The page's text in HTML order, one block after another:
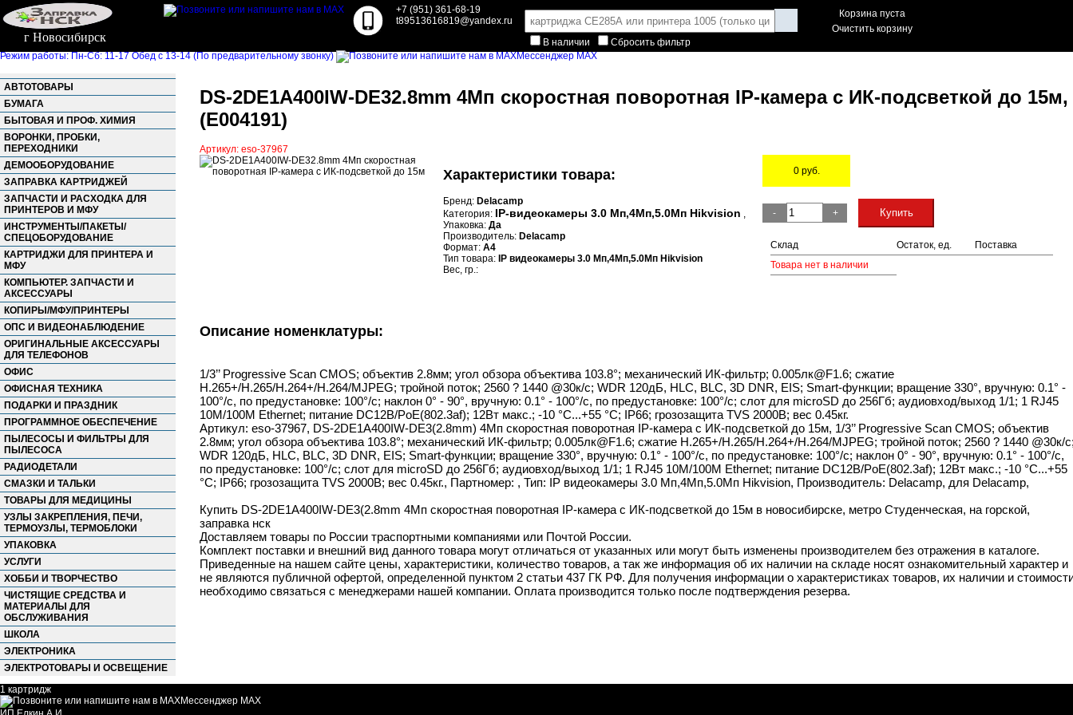
г Новосибирск
+7 (951) 361-68-19
t89513616819@yandex.ru
В наличии
Сбросить фильтр
Корзина пуста
Очистить корзину
Режим работы: Пн-Сб: 11-17 Обед с 13-14 (По предварительному звонку) Мессенджер MAX
АВТОТОВАРЫ
БУМАГА
БЫТОВАЯ И ПРОФ. ХИМИЯ
ВОРОНКИ, ПРОБКИ,
ПЕРЕХОДНИКИ
ДЕМООБОРУДОВАНИЕ
ЗАПРАВКА КАРТРИДЖЕЙ
ЗАПЧАСТИ И РАСХОДКА ДЛЯ
ПРИНТЕРОВ И МФУ
ИНСТРУМЕНТЫ/ПАКЕТЫ/
СПЕЦОБОРУДОВАНИЕ
КАРТРИДЖИ ДЛЯ ПРИНТЕРА И
МФУ
КОМПЬЮТЕР. ЗАПЧАСТИ И
АКСЕССУАРЫ
КОПИРЫ/МФУ/ПРИНТЕРЫ
ОПС И ВИДЕОНАБЛЮДЕНИЕ
ОРИГИНАЛЬНЫЕ АКСЕССУАРЫ
ДЛЯ ТЕЛЕФОНОВ
ОФИС
ОФИСНАЯ ТЕХНИКА
ПОДАРКИ И ПРАЗДНИК
ПРОГРАММНОЕ ОБЕСПЕЧЕНИЕ
ПЫЛЕСОСЫ И ФИЛЬТРЫ ДЛЯ
ПЫЛЕСОСА
РАДИОДЕТАЛИ
СМАЗКИ И ТАЛЬКИ
ТОВАРЫ ДЛЯ МЕДИЦИНЫ
УЗЛЫ ЗАКРЕПЛЕНИЯ, ПЕЧИ,
ТЕРМОУЗЛЫ, ТЕРМОБЛОКИ
УПАКОВКА
УСЛУГИ
ХОББИ И ТВОРЧЕСТВО
ЧИСТЯЩИЕ СРЕДСТВА И
МАТЕРИАЛЫ ДЛЯ
ОБСЛУЖИВАНИЯ
ШКОЛА
ЭЛЕКТРОНИКА
ЭЛЕКТРОТОВАРЫ И ОСВЕЩЕНИЕ
DS-2DE1A400IW-DE32.8mm 4Мп скоростная поворотная IP-камера c ИК-подсветкой до 15м,
(E004191)
Артикул: eso-37967
Характеристики товара:
Бренд: Delacamp
Категория: IP-видеокамеры 3.0 Мп,4Мп,5.0Мп Hikvision ,
Упаковка: Да
Производитель: Delacamp
Формат: A4
Тип товара: IP видеокамеры 3.0 Мп,4Мп,5.0Мп Hikvision
Вес, гр.:
0руб.
-
+ Купить
Склад Остаток, ед.
Поставка
Товара нет в наличии
Описание номенклатуры:
1/3’’ Progressive Scan CMOS; объектив 2.8мм; угол обзора объектива 103.8°; механический ИК-фильтр; 0.005лк@F1.6; сжатие
H.265+/H.265/H.264+/H.264/MJPEG; тройной поток; 2560 ? 1440 @30к/с; WDR 120дБ, HLC, BLC, 3D DNR, EIS; Smart-функции; вращение 330°, вручную: 0.1° -
100°/с, по предустановке: 100°/с; наклон 0° - 90°, вручную: 0.1° - 100°/с, по предустановке: 100°/с; слот для microSD до 256Гб; аудиовход/выход 1/1; 1 RJ45
10M/100M Ethernet; питание DC12В/PoE(802.3af); 12Вт макс.; -10 °C...+55 °C; IP66; грозозащита TVS 2000B; вес 0.45кг.
Артикул: eso-37967, DS-2DE1A400IW-DE3(2.8mm) 4Мп скоростная поворотная IP-камера c ИК-подсветкой до 15м, 1/3’’ Progressive Scan CMOS; объектив
2.8мм; угол обзора объектива 103.8°; механический ИК-фильтр; 0.005лк@F1.6; сжатие H.265+/H.265/H.264+/H.264/MJPEG; тройной поток; 2560 ? 1440 @30к/
WDR 120дБ, HLC, BLC, 3D DNR, EIS; Smart-функции; вращение 330°, вручную: 0.1° - 100°/с, по предустановке: 100°/с; наклон 0° - 90°, вручную: 0.1° - 100°/с,
по предустановке: 100°/с; слот для microSD до 256Гб; аудиовход/выход 1/1; 1 RJ45 10M/100M Ethernet; питание DC12В/PoE(802.3af); 12Вт макс.; -10 °C...+55
°C; IP66; грозозащита TVS 2000B; вес 0.45кг., Партномер: , Тип: IP видеокамеры 3.0 Мп,4Мп,5.0Мп Hikvision, Производитель: Delacamp, для Delacamp,
Купить DS-2DE1A400IW-DE3(2.8mm 4Мп скоростная поворотная IP-камера c ИК-подсветкой до 15м в новосибирске, метро Студенческая, на горской,
заправка нск
Доставляем товары по России траспортными компаниями или Почтой России.
Комплект поставки и внешний вид данного товара могут отличаться от указанных или могут быть изменены производителем без отражения в каталоге.
Приведенные на нашем сайте цены, характеристики, количество товаров, а так же информация об их наличии на складе носят ознакомительный характер и
не являются публичной офертой, определенной пунктом 2 статьи 437 ГК РФ. Для получения информации о характеристиках товаров, их наличии и
необходимо связаться с менеджерами нашей компании. Оплата производится только после подтверждения резерва.
1 картридж
Мессенджер MAX